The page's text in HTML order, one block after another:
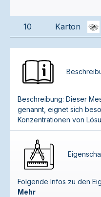
10 Karton
Beschreibung: Dieser
genannt, eignet sich
Konzentrationen von
Folgende Infos zu den
Mehr